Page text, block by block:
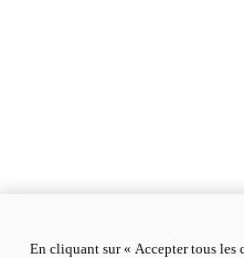
En cliquant sur « Accepter tous les